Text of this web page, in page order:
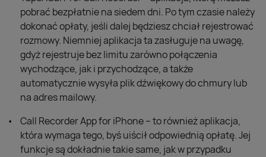
pobrać bezpłatnie na siedem dni. Po tym czasie należy
dokonać opłaty, jeśli dalej będziesz chciał rejestrować
rozmowy. Niemniej aplikacja ta zasługuje na uwagę,
gdyż rejestruje bez limitu zarówno połączenia
wychodzące, jak i przychodzące, a także
automatycznie wysyła plik dźwiękowy do chmury lub
na adres mailowy.
Call Recorder App for iPhone – to również aplikacja,
która wymaga tego, byś uiścił odpowiednią opłatę. Jej
funkcje są dokładnie takie same, jak w przypadku